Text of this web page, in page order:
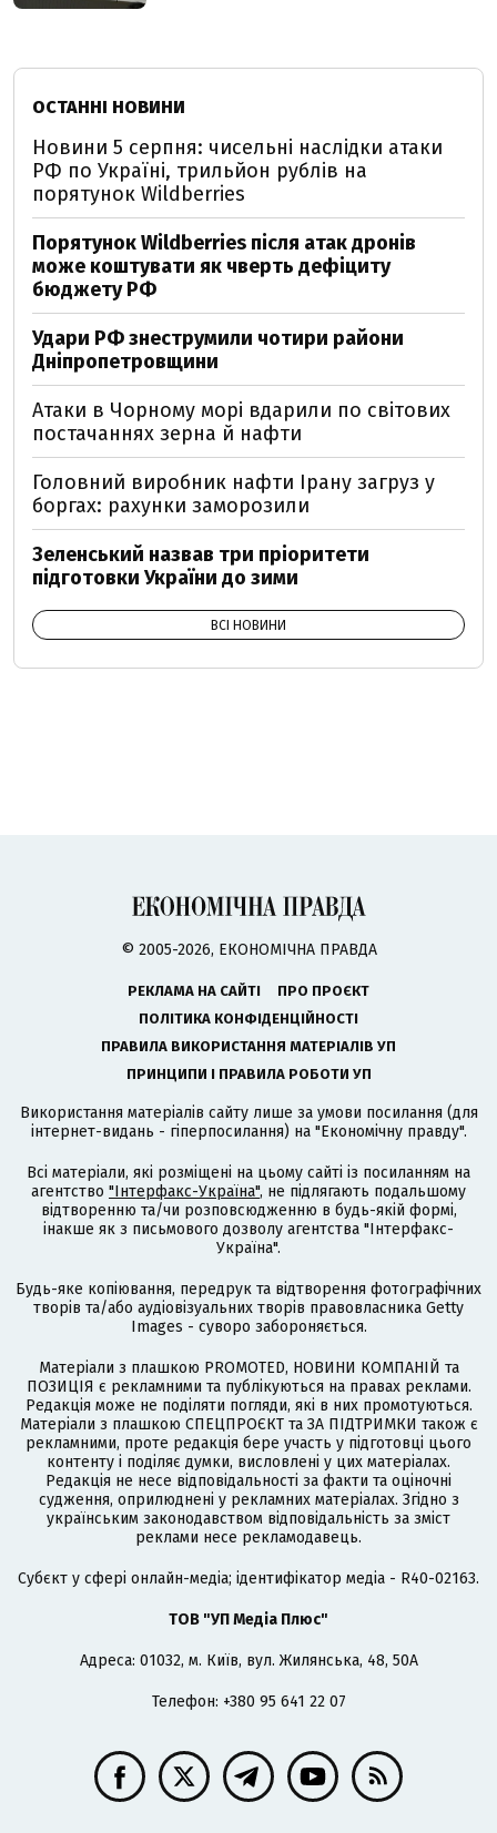
ОСТАННІ НОВИНИ
Новини 5 серпня: чисельні наслідки атаки
РФ по Україні, трильйон рублів на
порятунок Wildberries
Порятунок Wildberries після атак дронів
може коштувати як чверть дефіциту
бюджету РФ
Удари РФ знеструмили чотири райони
Дніпропетровщини
Атаки в Чорному морі вдарили по світових
постачаннях зерна й нафти
Головний виробник нафти Ірану загруз у
боргах: рахунки заморозили
Зеленський назвав три пріоритети
підготовки України до зими
ВСІ НОВИНИ
© 2005-2026, ЕКОНОМІЧНА ПРАВДА
РЕКЛАМА НА САЙТІ
ПРО ПРОЄКТ
ПОЛІТИКА КОНФІДЕНЦІЙНОСТІ
ПРАВИЛА ВИКОРИСТАННЯ МАТЕРІАЛІВ УП
ПРИНЦИПИ І ПРАВИЛА РОБОТИ УП
Використання матеріалів сайту лише за умови посилання (для
інтернет-видань - гіперпосилання) на "Економічну правду".
Всі матеріали, які розміщені на цьому сайті із посиланням на
агентство "Інтерфакс-Україна", не підлягають подальшому
відтворенню та/чи розповсюдженню в будь-якій формі,
інакше як з письмового дозволу агентства "Інтерфакс-
Україна".
Будь-яке копіювання, передрук та відтворення фотографічних
творів та/або аудіовізуальних творів правовласника Getty
Images - суворо забороняється.
Матеріали з плашкою PROMOTED, НОВИНИ КОМПАНІЙ та
ПОЗИЦІЯ є рекламними та публікуються на правах реклами.
Редакція може не поділяти погляди, які в них промотуються.
Матеріали з плашкою СПЕЦПРОЄКТ та ЗА ПІДТРИМКИ також є
рекламними, проте редакція бере участь у підготовці цього
контенту і поділяє думки, висловлені у цих матеріалах.
Редакція не несе відповідальності за факти та оціночні
судження, оприлюднені у рекламних матеріалах. Згідно з
українським законодавством відповідальність за зміст
реклами несе рекламодавець.
Cубєкт у сфері онлайн-медіа; ідентифікатор медіа - R40-02163.
ТОВ "УП Медіа Плюс"
Адреса: 01032, м. Київ, вул. Жилянська, 48, 50А
Телефон: +380 95 641 22 07